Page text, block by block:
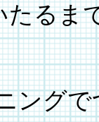
たるま
ング